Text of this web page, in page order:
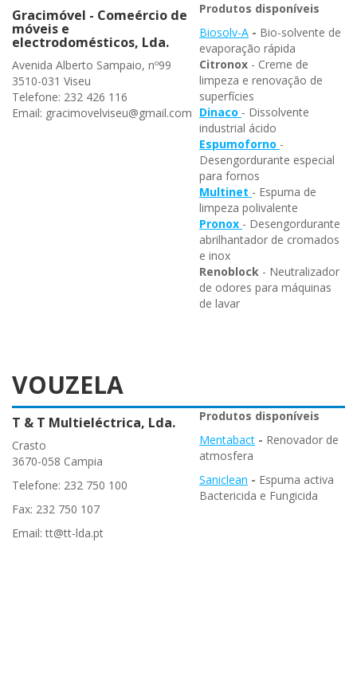
Gracimóvel - Comeércio de
móveis e
electrodomésticos, Lda.
Avenida Alberto Sampaio, nº99
3510-031 Viseu
Telefone: 232 426 116
Email: gracimovelviseu@gmail.com
Produtos disponíveis
Biosolv-A - Bio-solvente de
evaporação rápida
Citronox - Creme de
limpeza e renovação de
superfícies
Dinaco - Dissolvente
industrial ácido
Espumoforno -
Desengordurante especial
para fornos
Multinet - Espuma de
limpeza polivalente
Pronox - Desengordurante
abrilhantador de cromados
e inox
Renoblock - Neutralizador
de odores para máquinas
de lavar
VOUZELA
T & T Multieléctrica, Lda.
Crasto
3670-058 Campia
Telefone: 232 750 100
Fax: 232 750 107
Email: tt@tt-lda.pt
Produtos disponíveis
Mentabact - Renovador de
atmosfera
Saniclean - Espuma activa
Bactericida e Fungicida